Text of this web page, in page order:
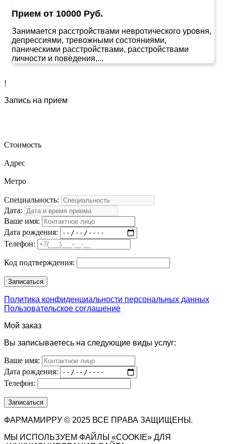
Прием от 10000 Руб.
Занимается расстройствами невротического уровня,
депрессиями, тревожными состояниями,
паническими расстройствами, расстройствами
личности и поведения,...
!
Запись на прием
Стоимость
Адрес
Метро
Специальность:
Дата:
Ваше имя:
Дата рождения:
Телефон:
Код подтверждения:
Политика конфиденциальности персональных данных
Пользовательское соглашение
Мой заказ
Вы записываетесь на следующие виды услуг:
Ваше имя:
Дата рождения:
Телефон:
ФАРМАМИРРУ © 2025 ВСЕ ПРАВА ЗАЩИЩЕНЫ.
МЫ ИСПОЛЬЗУЕМ ФАЙЛЫ «COOKIE» ДЛЯ